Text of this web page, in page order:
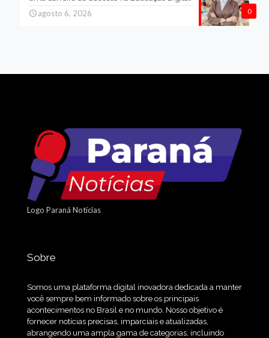
0
agosto 6, 2026
Logo Paraná Notícias
Sobre
Somos uma plataforma digital inovadora dedicada a manter
você sempre bem informado sobre os principais
acontecimentos no Brasil e no mundo. Nosso objetivo é
fornecer notícias precisas, imparciais e atualizadas,
abrangendo uma ampla gama de categorias, incluindo